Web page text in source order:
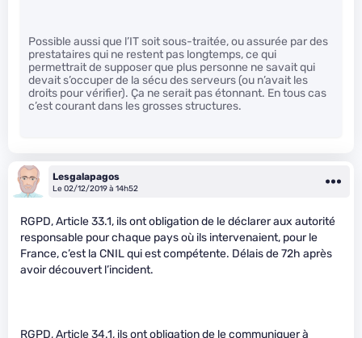
Possible aussi que l’IT soit sous-traitée, ou assurée par des
prestataires qui ne restent pas longtemps, ce qui
permettrait de supposer que plus personne ne savait qui
devait s’occuper de la sécu des serveurs (ou n’avait les
droits pour vérifier). Ça ne serait pas étonnant. En tous cas
c’est courant dans les grosses structures.
Lesgalapagos
Le 02/12/2019 à 14h52
RGPD, Article 33.1, ils ont obligation de le déclarer aux autorité
responsable pour chaque pays où ils intervenaient, pour le
France, c’est la CNIL qui est compétente. Délais de 72h après
avoir découvert l’incident.
RGPD, Article 34.1, ils ont obligation de le communiquer à